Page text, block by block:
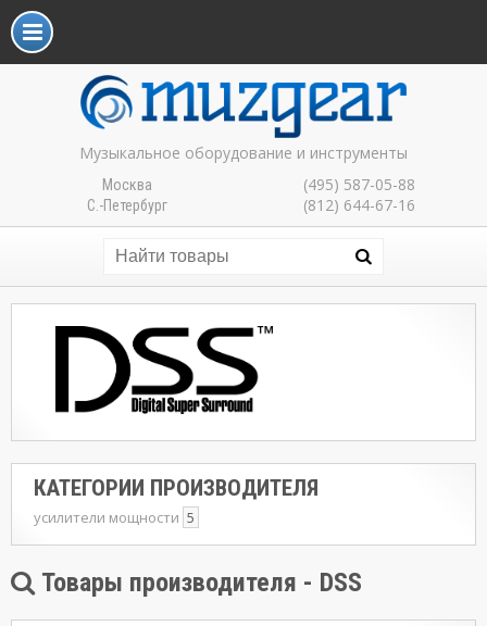
Музыкальное оборудование и инструменты
Москва (495) 587-05-88
С.-Петербург (812) 644-67-16
КАТЕГОРИИ ПРОИЗВОДИТЕЛЯ
усилители мощности 5
Товары производителя - DSS